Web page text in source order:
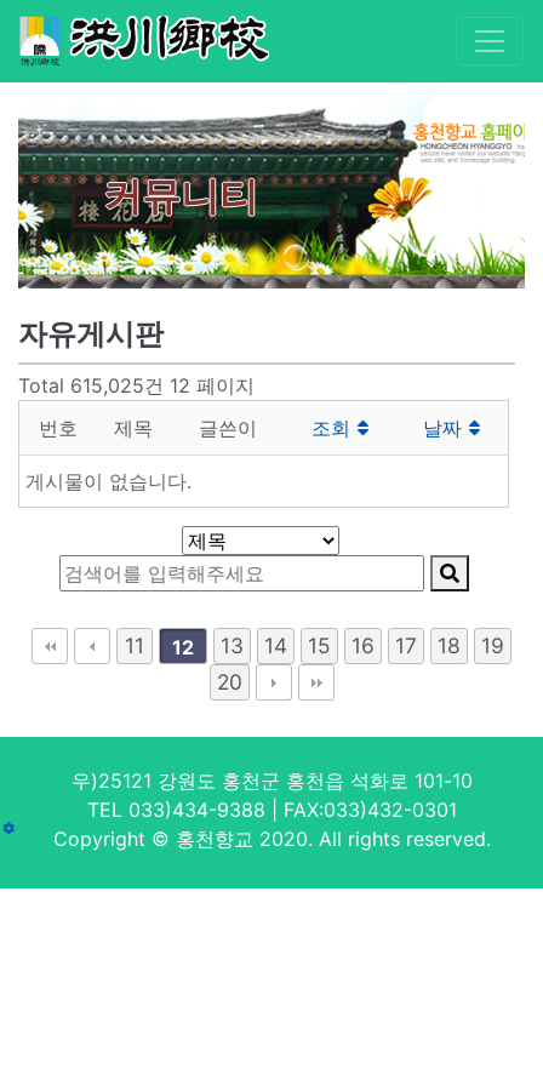
커뮤니티
자유게시판
Total 615,025건 12 페이지
번호
제목 글쓴이 조회 날짜
게시물이 없습니다.
11 12 13 14 15 16 17 18
19
20
우)25121 강원도 홍천군 홍천읍 석화로 101-10
TEL 033)434-9388 | FAX:033)432-0301
Copyright © 홍천향교 2020. All rights reserved.